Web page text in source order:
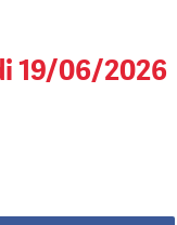
19/06/2026